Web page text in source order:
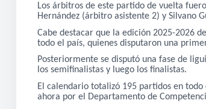
Los árbitros de este partido de vuelta
Hernández (árbitro asistente 2) y Silvano
Cabe destacar que la edición 2025-2026
todo el país, quienes disputaron una
Posteriormente se disputó una fase de
los semifinalistas y luego los finalistas.
El calendario totalizó 195 partidos en
ahora por el Departamento de